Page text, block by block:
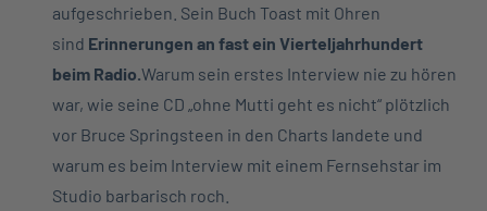
aufgeschrieben. Sein Buch Toast mit Ohren
sind Erinnerungen an fast ein Vierteljahrhundert
beim Radio.Warum sein erstes Interview nie zu hören
war, wie seine CD „ohne Mutti geht es nicht“ plötzlich
vor Bruce Springsteen in den Charts landete und
warum es beim Interview mit einem Fernsehstar im
Studio barbarisch roch.